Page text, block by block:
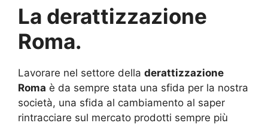
La derattizzazione
Roma.
Lavorare nel settore della derattizzazione
Roma è da sempre stata una sfida per la nostra
società, una sfida al cambiamento al saper
rintracciare sul mercato prodotti sempre più